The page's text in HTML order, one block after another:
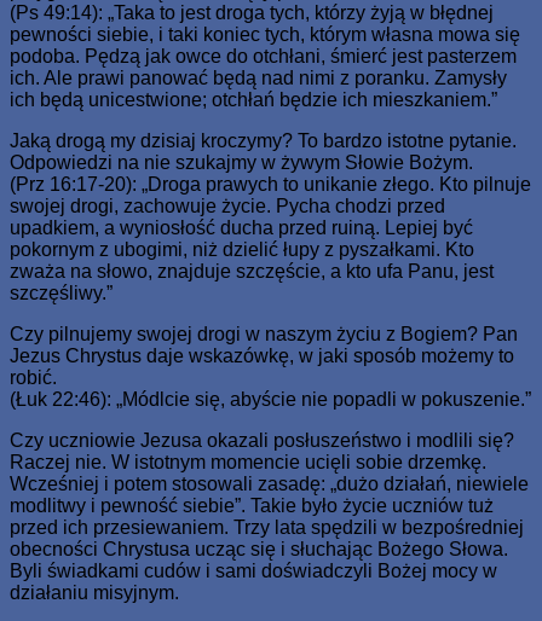
(Ps 49:14): „Taka to jest droga tych, którzy żyją w błędnej
pewności siebie, i taki koniec tych, którym własna mowa się
podoba. Pędzą jak owce do otchłani, śmierć jest pasterzem
ich. Ale prawi panować będą nad nimi z poranku. Zamysły
ich będą unicestwione; otchłań będzie ich mieszkaniem.”
Jaką drogą my dzisiaj kroczymy? To bardzo istotne pytanie.
Odpowiedzi na nie szukajmy w żywym Słowie Bożym.
(Prz 16:17-20): „Droga prawych to unikanie złego. Kto pilnuje
swojej drogi, zachowuje życie. Pycha chodzi przed
upadkiem, a wyniosłość ducha przed ruiną. Lepiej być
pokornym z ubogimi, niż dzielić łupy z pyszałkami. Kto
zważa na słowo, znajduje szczęście, a kto ufa Panu, jest
szczęśliwy.”
Czy pilnujemy swojej drogi w naszym życiu z Bogiem? Pan
Jezus Chrystus daje wskazówkę, w jaki sposób możemy to
robić.
(Łuk 22:46): „Módlcie się, abyście nie popadli w pokuszenie.”
Czy uczniowie Jezusa okazali posłuszeństwo i modlili się?
Raczej nie. W istotnym momencie ucięli sobie drzemkę.
Wcześniej i potem stosowali zasadę: „dużo działań, niewiele
modlitwy i pewność siebie”. Takie było życie uczniów tuż
przed ich przesiewaniem. Trzy lata spędzili w bezpośredniej
obecności Chrystusa ucząc się i słuchając Bożego Słowa.
Byli świadkami cudów i sami doświadczyli Bożej mocy w
działaniu misyjnym.